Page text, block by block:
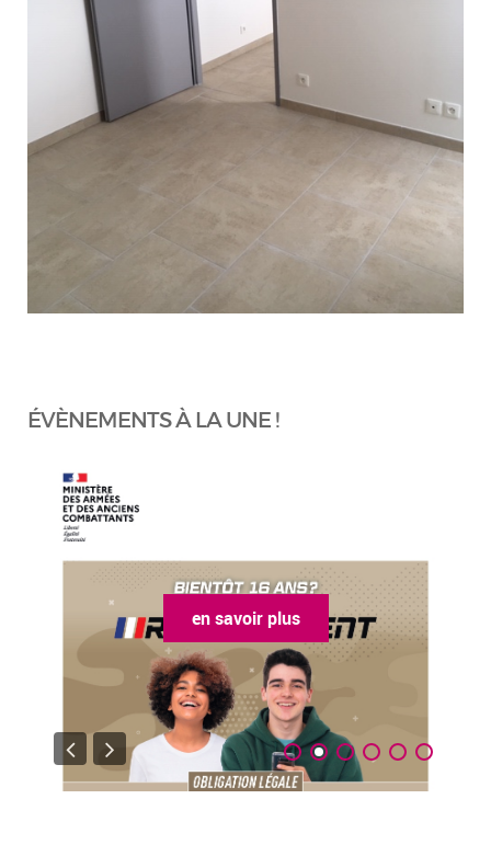
ÉVÈNEMENTS À LA UNE !
en savoir plus